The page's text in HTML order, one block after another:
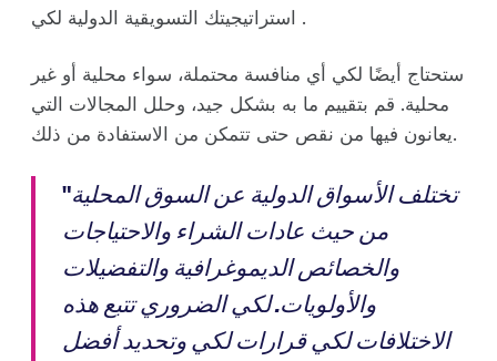
استراتيجيتك التسويقية الدولية لكي .
ستحتاج أيضًا لكي أي منافسة محتملة، سواء محلية أو غير
محلية. قم بتقييم ما به بشكل جيد، وحلل المجالات التي
يعانون فيها من نقص حتى تتمكن من الاستفادة من ذلك.
"تختلف الأسواق الدولية عن السوق المحلية
من حيث عادات الشراء والاحتياجات
والخصائص الديموغرافية والتفضيلات
والأولويات. لكي الضروري تتبع هذه
الاختلافات لكي قرارات لكي وتحديد أفضل